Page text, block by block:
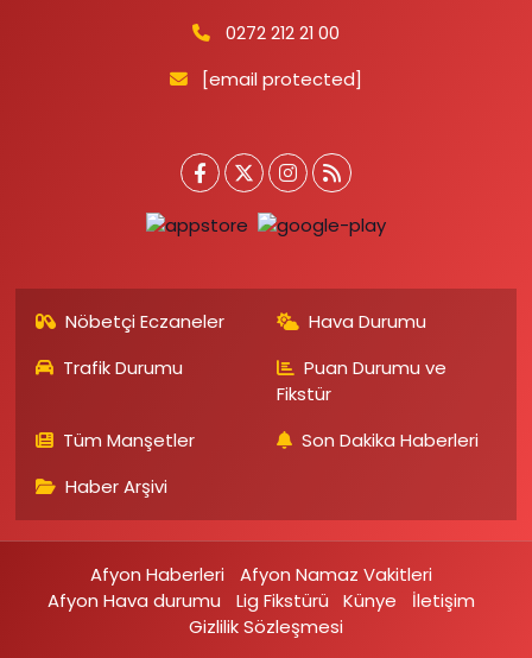
0272 212 21 00
[email protected]
Nöbetçi Eczaneler
Hava Durumu
Trafik Durumu
Puan Durumu ve
Fikstür
Tüm Manşetler
Son Dakika Haberleri
Haber Arşivi
Afyon Haberleri
Afyon Namaz Vakitleri
Afyon Hava durumu
Lig Fikstürü Künye
İletişim
Gizlilik Sözleşmesi